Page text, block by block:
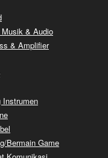
& Audio
& Amplifier
Instrumen
Bermain Game